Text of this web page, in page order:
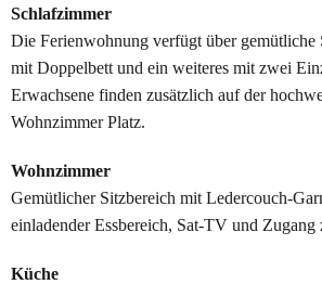
Schlafzimmer
Die Ferienwohnung verfügt über gemütliche
mit Doppelbett und ein weiteres mit zwei
Erwachsene finden zusätzlich auf der
Wohnzimmer Platz.
Wohnzimmer
Gemütlicher Sitzbereich mit Ledercouch-
einladender Essbereich, Sat-TV und Zugang
Küche